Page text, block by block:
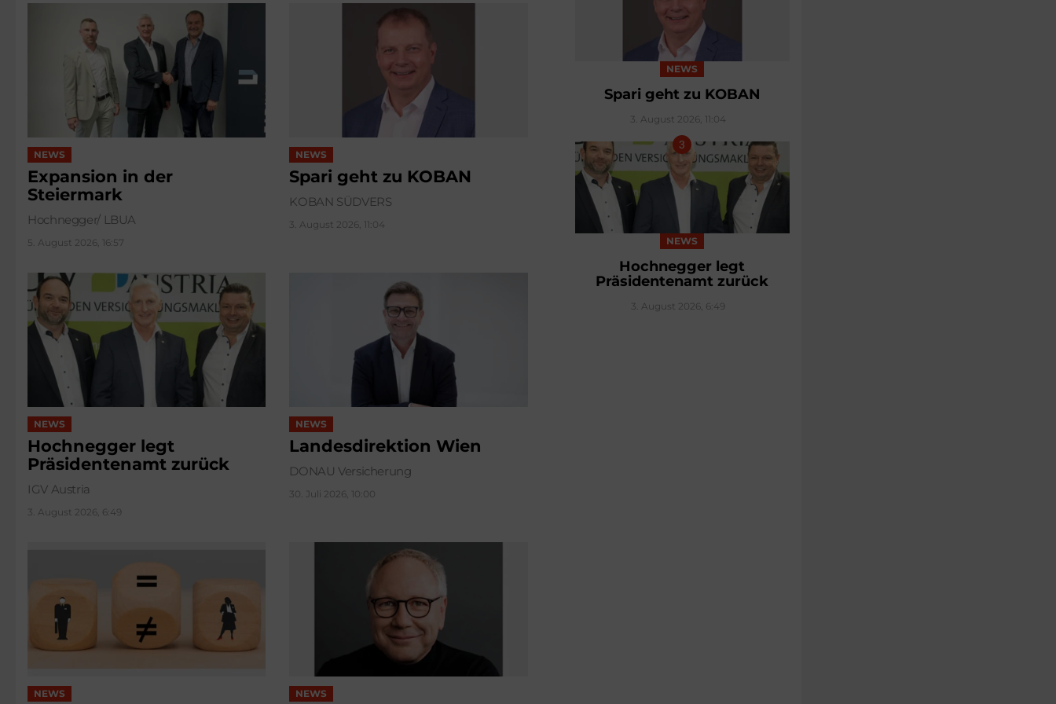
NEWS
Expansion in der
Steiermark
Hochnegger/ LBUA
5. August 2026, 16:57
NEWS
Spari geht zu KOBAN
KOBAN SÜDVERS
3. August 2026, 11:04
NEWS
Hochnegger legt
Präsidentenamt zurück
IGV Austria
3. August 2026, 6:49
NEWS
Landesdirektion Wien
DONAU Versicherung
30. Juli 2026, 10:00
NEWS NEWS
NEWS
Spari geht zu KOBAN
3. August 2026, 11:04
NEWS
Hochnegger legt
Präsidentenamt zurück
3. August 2026, 6:49